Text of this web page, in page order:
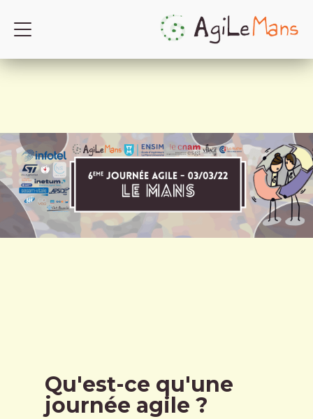
Qu'est-ce qu'une
journée agile ?